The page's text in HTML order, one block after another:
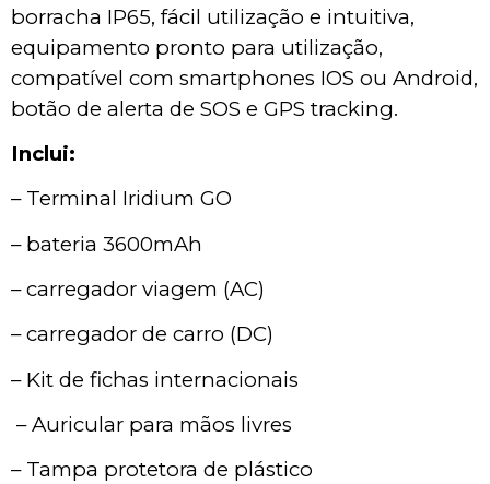
borracha IP65, fácil utilização e intuitiva,
equipamento pronto para utilização,
compatível com smartphones IOS ou Android,
botão de alerta de SOS e GPS tracking.
Inclui:
– Terminal Iridium GO
– bateria 3600mAh
– carregador viagem (AC)
– carregador de carro (DC)
– Kit de fichas internacionais
– Auricular para mãos livres
– Tampa protetora de plástico